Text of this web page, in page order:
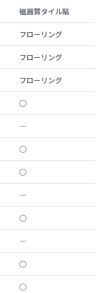
磁器質タイル貼
フローリング
フローリング
フローリング
◯
―
◯
◯
―
◯
―
◯
◯